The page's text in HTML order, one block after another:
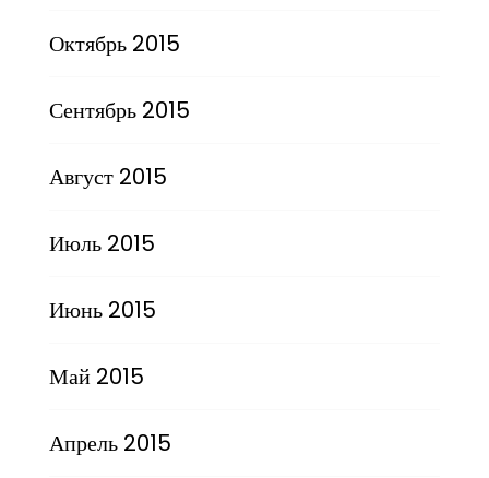
Октябрь 2015
Сентябрь 2015
Август 2015
Июль 2015
Июнь 2015
Май 2015
Апрель 2015